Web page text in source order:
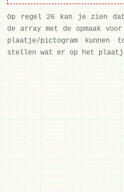
Op regel 26 kan je zien
de array met de opmaak
plaatje/pictogram kunnen
stellen wat er op het